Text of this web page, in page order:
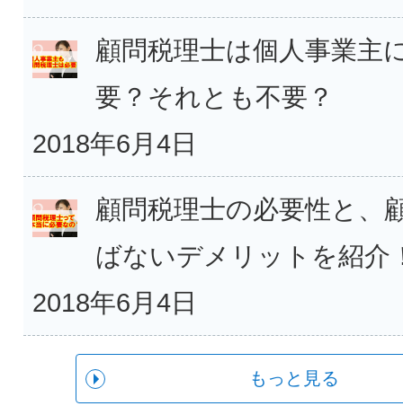
顧問税理士は個人事業主
要？それとも不要？
2018年6月4日
顧問税理士の必要性と、
ばないデメリットを紹介
2018年6月4日
もっと見る